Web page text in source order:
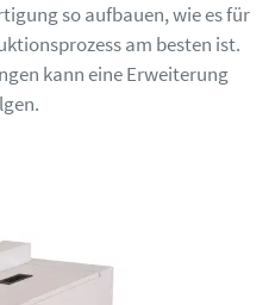
so aufbauen, wie es für
am besten ist.
kann eine Erweiterung